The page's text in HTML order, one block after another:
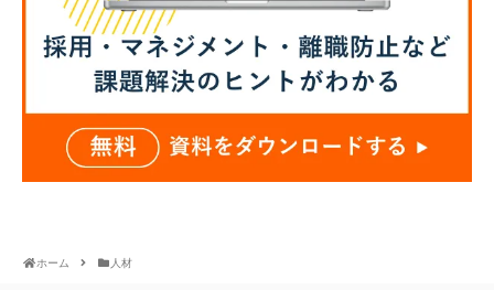
ホーム 人材